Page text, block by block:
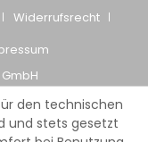
Widerrufsrecht
den technischen
und stets gesetzt